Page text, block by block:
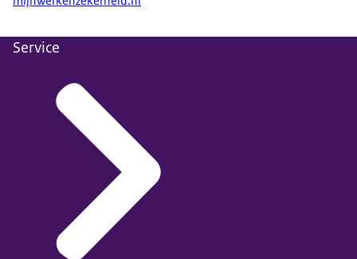
Service